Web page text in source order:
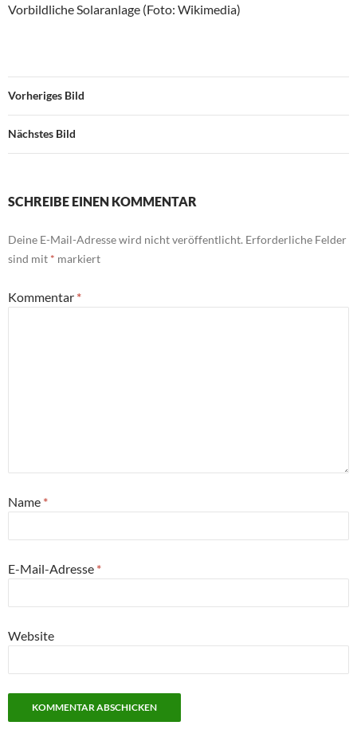
Vorbildliche Solaranlage (Foto: Wikimedia)
Vorheriges Bild
Nächstes Bild
SCHREIBE EINEN KOMMENTAR
Deine E-Mail-Adresse wird nicht veröffentlicht. Erforderliche Felder
sind mit * markiert
Kommentar *
Name *
E-Mail-Adresse *
Website